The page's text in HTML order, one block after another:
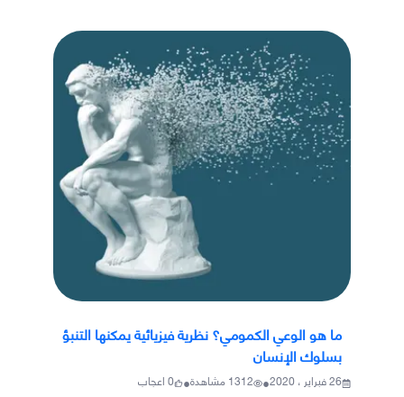
ما هو الوعي الكمومي؟ نظرية فيزيائية يمكنها التنبؤ
بسلوك الإنسان
26 فبراير ، 2020 •
1312مشاهدة•
0اعجاب